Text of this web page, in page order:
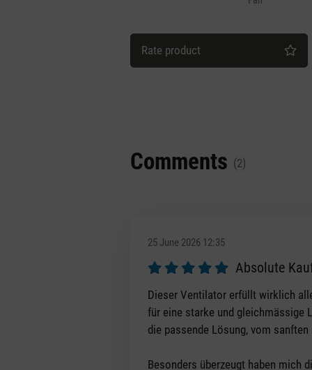
Rate product
Comments (2)
25 June 2026 12:35
Review with rating of 5 out of 5
Absolute
Dieser Ventilator erfüllt wirklich
für eine starke und gleichmässige
die passende Lösung, vom
Besonders überzeugt haben mich